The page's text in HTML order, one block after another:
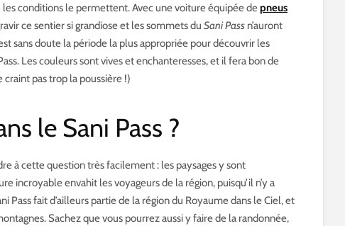
conditions le permettent. Avec une voiture équipée depneus
ce sentier si grandiose et les sommets du Sani Pass n’auront
sans doute la période la plus appropriée pour découvrir les
Les couleurs sont vives et enchanteresses, et il fera bon de
pas trop la poussière !)
le Sani Pass ?
à cette question très facilement : les paysages y sont
incroyable envahit les voyageurs de la région, puisqu’il n’y a
Pass fait d’ailleurs partie de la région du Royaume dans le Ciel, et
Sachez que vous pourrez aussi y faire de la randonnée,